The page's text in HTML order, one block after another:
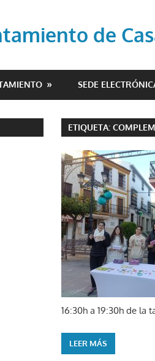
de
SEDE
ETIQUETA:
16:30h a 19:30h de la
LEER MÁS